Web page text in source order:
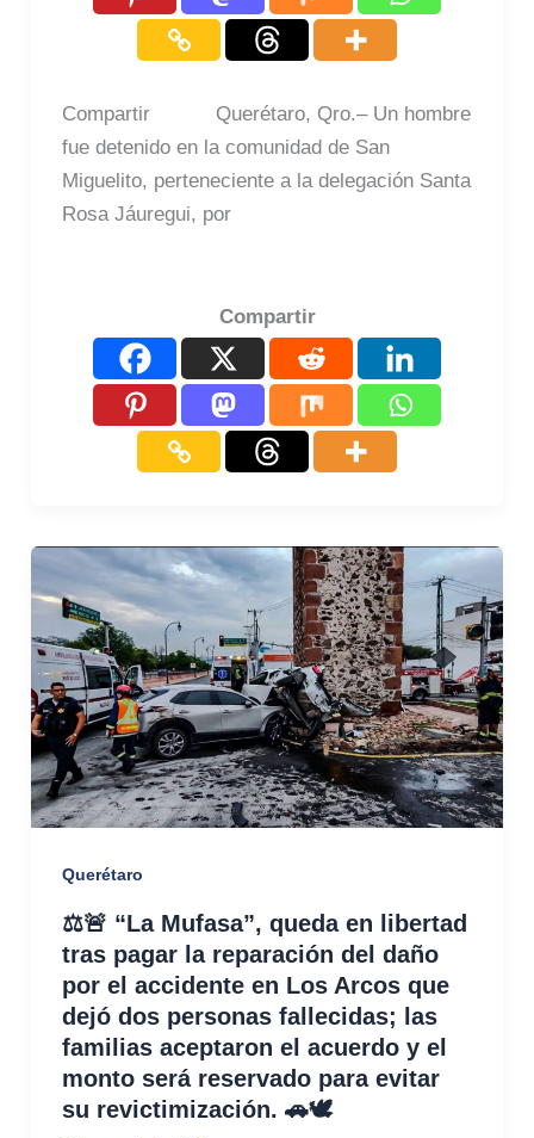
Compartir Querétaro, Qro.– Un hombre
fue detenido en la comunidad de San
Miguelito, perteneciente a la delegación Santa
Rosa Jáuregui, por
Compartir
Querétaro
⚖️🚨 “La Mufasa”, queda en libertad
tras pagar la reparación del daño
por el accidente en Los Arcos que
dejó dos personas fallecidas; las
familias aceptaron el acuerdo y el
monto será reservado para evitar
su revictimización. 🚗🕊️